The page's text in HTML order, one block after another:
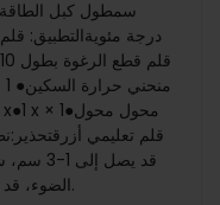
قلم تعليمي
الضوء، قد يحدث انحراف في الألوان، يرجى الحذر.